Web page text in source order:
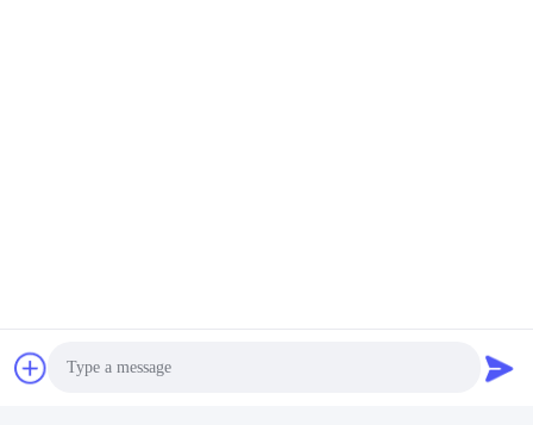
Cellule De Batterie De 3.2V 3300mAh LiFePO4